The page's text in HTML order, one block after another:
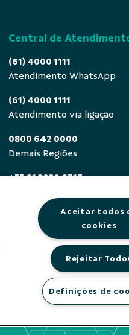
Central de
(61) 4000 1111
Atendimento WhatsApp
(61) 4000 1111
Atendimento via ligação
0800 642 0000
Demais Regiões
+55 61 3030 6717
0800 940 0458
Deficientes auditivos ou de
segunda a sexta, das 8h às
Aceitar todos
cookies
Rejeitar
Definições de